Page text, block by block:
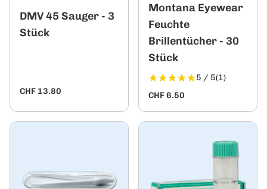
DMV 45 Sauger - 3
Stück
CHF 13.80
Montana Eyewear
Feuchte
Brillentücher - 30
Stück
5 / 5(1)
CHF 6.50